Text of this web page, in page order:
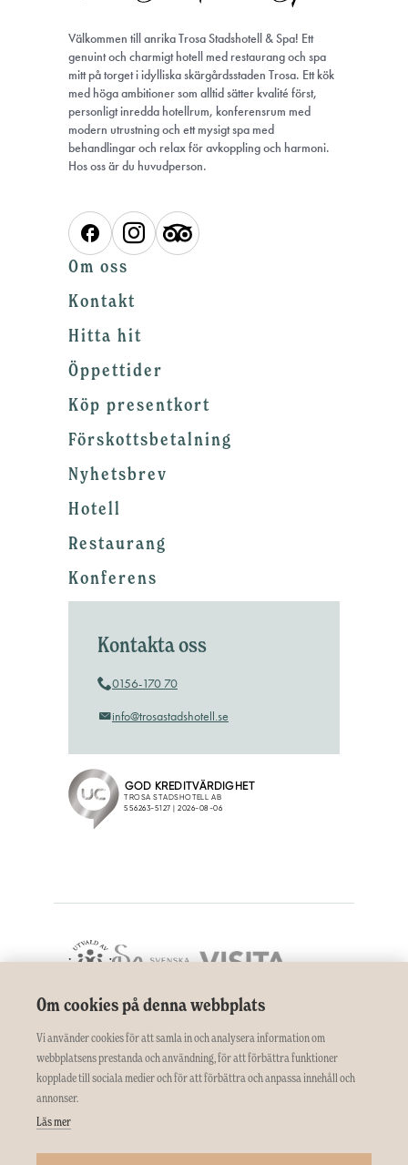
Välkommen till anrika Trosa Stadshotell & Spa! Ett
genuint och charmigt hotell med restaurang och spa
mitt på torget i idylliska skärgårdsstaden Trosa. Ett kök
med höga ambitioner som alltid sätter kvalité först,
personligt inredda hotellrum, konferensrum med
modern utrustning och ett mysigt spa med
behandlingar och relax för avkoppling och harmoni.
Hos oss är du huvudperson.
Om oss
Kontakt
Hitta hit
Öppettider
Köp presentkort
Förskottsbetalning
Nyhetsbrev
Hotell
Restaurang
Konferens
Kontakta oss
0156-170 70
info@trosastadshotell.se
Om cookies på denna webbplats
Vi använder cookies för att samla in och analysera information om
webbplatsens prestanda och användning, för att förbättra funktioner
kopplade till sociala medier och för att förbättra och anpassa innehåll och
annonser.
Läs mer